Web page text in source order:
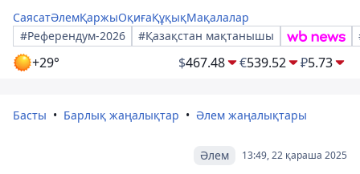
СаясатӘлемҚаржыОқиғаҚұқықМақалалар
#Референдум-2026
#Қазақстан мақтанышы
+29° $467.48 €539.52 ₽5.73
Басты Барлық жаңалықтар Әлем жаңалықтары
13:49, 22 қараша 2025
Әлем